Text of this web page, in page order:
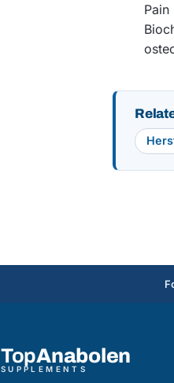
TopAnabolen
SUPPLEMENTS